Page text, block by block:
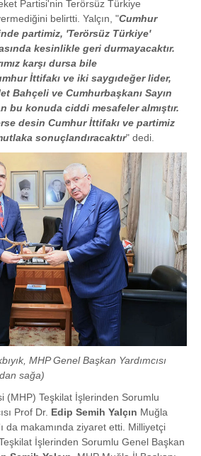
Partisi'nin Terörsüz Türkiye
belirtti. Yalçın, "Cumhur
partimiz, 'Terörsüz Türkiye'
kesinlikle geri durmayacaktır.
karşı dursa bile
İttifakı ve iki saygıdeğer lider,
Bahçeli ve Cumhurbaşkanı Sayın
bu konuda ciddi mesafeler almıştır.
desin Cumhur İttifakı ve partimiz
sonuçlandıracaktır" dedi.
MHP Genel Başkan Yardımcısı
sağa)
(MHP) Teşkilat İşlerinden Sorumlu
Prof Dr. Edip Semih Yalçın Muğla
da makamında ziyaret etti. Milliyetçi
İşlerinden Sorumlu Genel Başkan